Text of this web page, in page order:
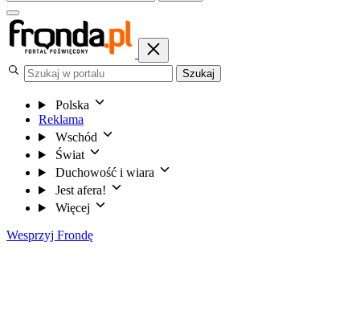
Szukaj
Polska
Reklama
Wschód
Świat
Duchowość i wiara
Jest afera!
Więcej
Wesprzyj Frondę